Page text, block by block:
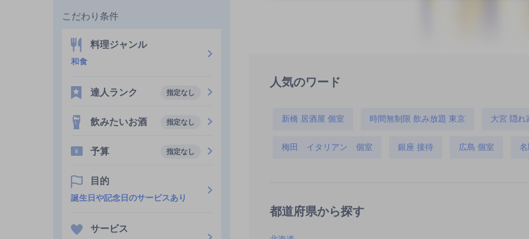
人気のワード
新橋 居酒屋 個室 時間無制限 飲み放題 東京 大宮 隠れ
梅田 イタリアン 個室 銀座 接待 広島 個室
都道府県から探す
こだわり条件
料理ジャンル
和食
達人ランク 指定なし
飲みたいお酒 指定なし
予算 指定なし
目的
誕生日や記念日のサービスあり
サービス